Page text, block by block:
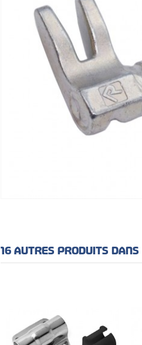
16 AUTRES PRODUITS